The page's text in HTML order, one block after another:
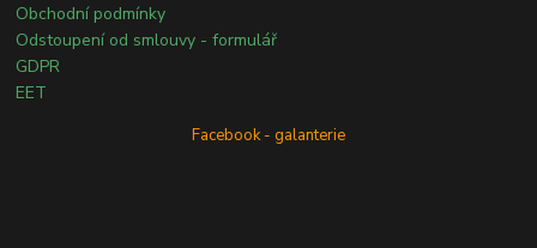
Obchodní podmínky
Odstoupení od smlouvy - formulář
GDPR
EET
Facebook - galanterie